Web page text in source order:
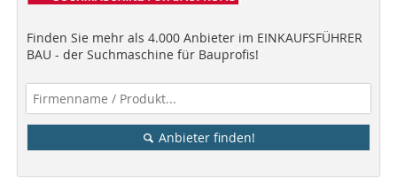
Finden Sie mehr als 4.000 Anbieter im EINKAUFSFÜHRER
BAU - der Suchmaschine für Bauprofis!
Anbieter finden!